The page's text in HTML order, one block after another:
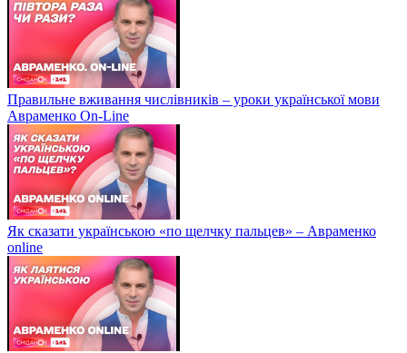
Правильне вживання числівників – уроки української мови
Авраменко On-Line
Як сказати українською «по щелчку пальцев» – Авраменко
online